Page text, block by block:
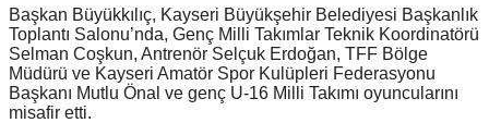
Başkan Büyükkılıç, Kayseri Büyükşehir Belediyesi Başkanlık
Toplantı Salonu’nda, Genç Milli Takımlar Teknik Koordinatörü
Selman Coşkun, Antrenör Selçuk Erdoğan, TFF Bölge
Müdürü ve Kayseri Amatör Spor Kulüpleri Federasyonu
Başkanı Mutlu Önal ve genç U-16 Milli Takımı oyuncularını
misafir etti.